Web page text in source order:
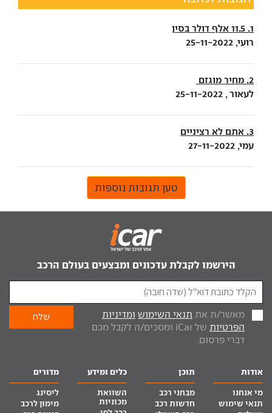
1. 11.5 אלף דולר בסין
רועי, 25-11-2022
2. מחיר מוגזם
לעאור , 25-11-2022
3. אתם לא רציניים
עמי, 27-11-2022
טען תגובות נוספות
הירשמו לקבלת עדכונים ומבצעים בעולם הרכב
מאשר/ת את תנאי השימוש ומדיניות
הפרטיות
של iCar ומסכים/ה לקבל מכם
דברי פרסום.
אודות
מי אנחנו
תנאי שימוש
תוכן
מבחני רכב
חדשות רכב
כלים ומידע
השוואת
מכוניות
מדורים
ליסינג
מימון לרכב